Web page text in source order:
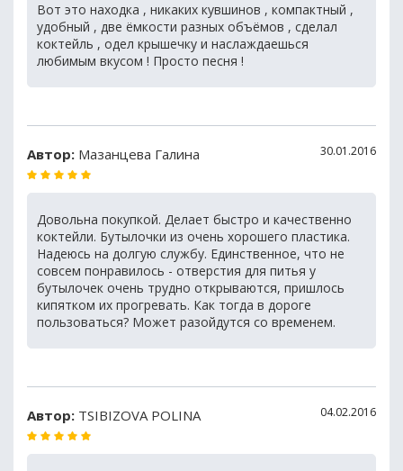
Вот это находка , никаких кувшинов , компактный ,
удобный , две ёмкости разных объёмов , сделал
коктейль , одел крышечку и наслаждаешься
любимым вкусом ! Просто песня !
Автор: Мазанцева Галина 30.01.2016
Довольна покупкой. Делает быстро и качественно
коктейли. Бутылочки из очень хорошего пластика.
Надеюсь на долгую службу. Единственное, что не
совсем понравилось - отверстия для питья у
бутылочек очень трудно открываются, пришлось
кипятком их прогревать. Как тогда в дороге
пользоваться? Может разойдутся со временем.
Автор: TSIBIZOVA POLINA 04.02.2016